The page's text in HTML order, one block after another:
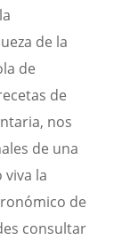
de la
de
de
nos
de una
la
de
consultar